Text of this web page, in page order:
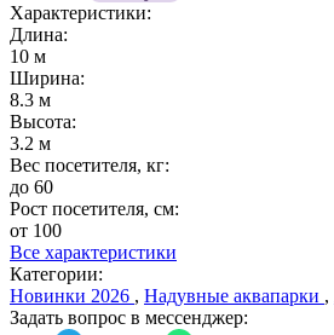
Характеристики:
Длина:
10 м
Ширина:
8.3 м
Высота:
3.2 м
Вес посетителя, кг:
до 60
Рост посетителя, см:
от 100
Все характеристики
Категории:
Новинки 2026 , Надувные аквапарки ,
Задать вопрос в мессенджер: